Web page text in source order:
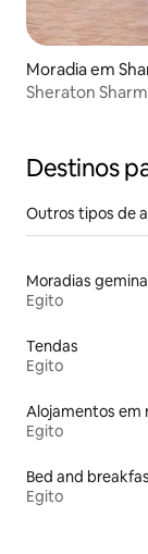
Moradia em
Sheraton
Destinos
Outros tipos de
Moradias
Egito
Tendas
Egito
Egito
Bed and
Egito